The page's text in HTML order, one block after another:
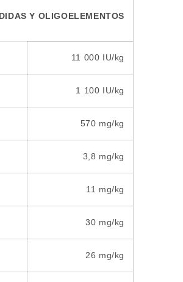
Y OLIGOELEMENTOS
11 000 IU/kg
1 100 IU/kg
570 mg/kg
3,8 mg/kg
11 mg/kg
30 mg/kg
26 mg/kg